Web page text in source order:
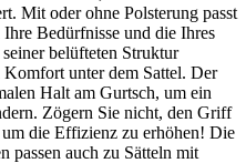
Mit oder ohne Polsterung passt
Bedürfnisse und die Ihres
belüfteten Struktur
unter dem Sattel. Der
Halt am Gurtsch, um ein
Zögern Sie nicht, den Griff
die Effizienz zu erhöhen! Die
passen auch zu Sätteln mit